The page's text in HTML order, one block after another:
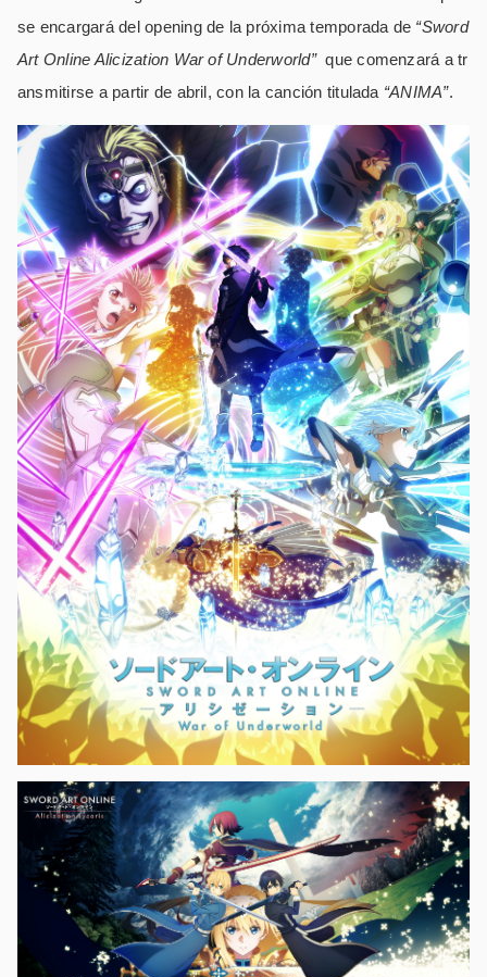
se encargará del opening de la próxima temporada de “Sword
Art Online Alicization War of Underworld”que comenzará a tr
ansmitirse a partir de abril, con la canción titulada “ANIMA”.